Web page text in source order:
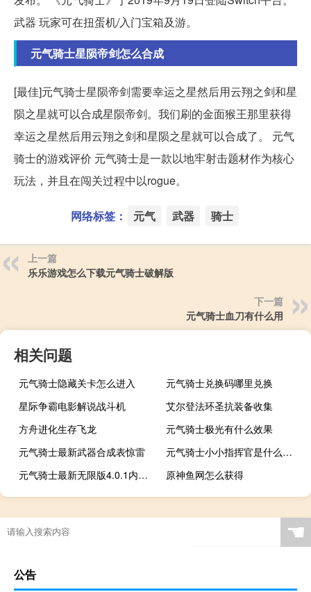
武器 玩家可在扭蛋机/入门宝箱及游。
元气骑士星陨帝剑怎么合成
[最佳]元气骑士星陨帝剑需要幸运之星然后用云翔之剑和星
陨之星就可以合成星陨帝剑。我们刷的金面猴王那里获得
幸运之星然后用云翔之剑和星陨之星就可以合成了。 元气
骑士的游戏评价 元气骑士是一款以地牢射击题材作为核心
玩法，并且在闯关过程中以rogue。
网络标签： 元气 武器 骑士
上一篇
乐乐游戏怎么下载元气骑士破解版
下一篇
元气骑士血刀有什么用
相关问题
元气骑士隐藏关卡怎么进入
元气骑士兑换码哪里兑换
星际争霸电影解说战斗机
艾尔登法环圣抗装备收集
方舟进化生存飞龙
元气骑士极光有什么效果
元气骑士最新武器合成表惊雷
元气骑士小小指挥官是什么版本
元气骑士最新无限版4.0.1内置修改器
原神鱼网怎么获得
☚
公告